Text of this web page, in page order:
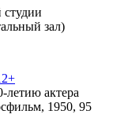
студии
зал)
актера
1950, 95